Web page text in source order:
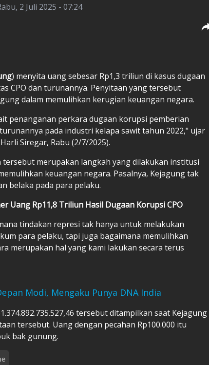
2 Juli 2025 - 07:24
) menyita uang sebesar Rp1,3 triliun di kasus dugaan
CPO dan turunannya. Penyitaan yang tersebut
dalam memulihkan kerugian keuangan negara.
penanganan perkara dugaan korupsi pemberian
pada industri kelapa sawit tahun 2022," ujar
Siregar, Rabu (2/7/2025).
merupakan langkah yang dilakukan institusi
keuangan negara. Pasalnya, Kejagung tak
belaka pada para pelaku.
Uang Rp11,8 Triliun Hasil Dugaan Korupsi CPO
tindakan represi tak hanya untuk melakukan
para pelaku, tapi juga bagaimana memulihkan
merupakan hal yang kami lakukan secara terus
Modi, Mengaku Punya DNA India
tersebut ditampilkan saat Kejagung
tersebut. Uang dengan pecahan Rp100.000 itu
bak gunung.